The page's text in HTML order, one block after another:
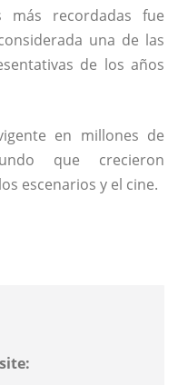
más recordadas fue
una de las
de los años
en millones de
que crecieron
escenarios y el cine.